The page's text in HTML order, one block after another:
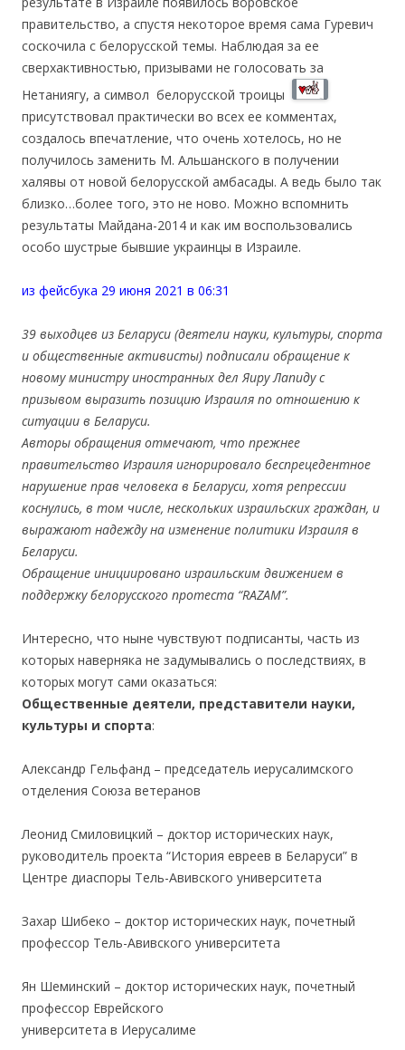
правительство, а спустя некоторое время сама Гуревич
соскочила с белорусской темы. Наблюдая за ее
сверхактивностью, призывами не голосовать за
Нетаниягу, а символ белорусской троицы
присутствовал практически во всех ее комментах,
создалось впечатление, что очень хотелось, но не
получилось заменить М. Альшанского в получении
халявы от новой белорусской амбасады. А ведь было так
близко…более того, это не ново. Можно вспомнить
результаты Майдана-2014 и как им воспользовались
особо шустрые бывшие украинцы в Израиле.
из фейсбука 29 июня 2021 в 06:31
39 выходцев из Беларуси (деятели науки, культуры, спорта
и общественные активисты) подписали обращение к
новому министру иностранных дел Яиру Лапиду с
призывом выразить позицию Израиля по отношению к
ситуации в Беларуси.
Авторы обращения отмечают, что прежнее
правительство Израиля игнорировало беспрецедентное
нарушение прав человека в Беларуси, хотя репрессии
коснулись, в том числе, нескольких израильских граждан, и
выражают надежду на изменение политики Израиля в
Беларуси.
Обращение инициировано израильским движением в
поддержку белорусского протеста “RAZAM”.
Интересно, что ныне чувствуют подписанты, часть из
которых наверняка не задумывались о последствиях, в
которых могут сами оказаться:
Общественные деятели, представители науки,
культуры и спорта:
Александр Гельфанд – председатель иерусалимского
отделения Союза ветеранов
Леонид Смиловицкий – доктор исторических наук,
руководитель проекта “История евреев в Беларуси” в
Центре диаспоры Тель-Авивского университета
Захар Шибеко – доктор исторических наук, почетный
профессор Тель-Авивского университета
Ян Шеминский – доктор исторических наук, почетный
профессор Еврейского
университета в Иерусалиме